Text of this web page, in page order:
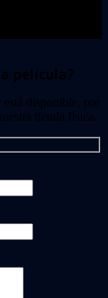
película?
está disponible, por
tienda física.